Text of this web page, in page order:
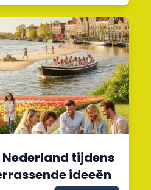
tijdens
ideeën